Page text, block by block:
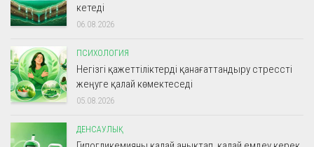
кетеді
06.08.2026
ПСИХОЛОГИЯ
Негізгі қажеттіліктерді қанағаттандыру стрессті
жеңуге қалай көмектеседі
05.08.2026
ДЕНСАУЛЫҚ